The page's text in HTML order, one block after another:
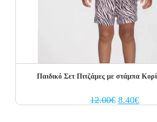
Παιδικό Σετ Πιτζάμες με στάμπα
12.00€ Original
price
8.40€Current
price